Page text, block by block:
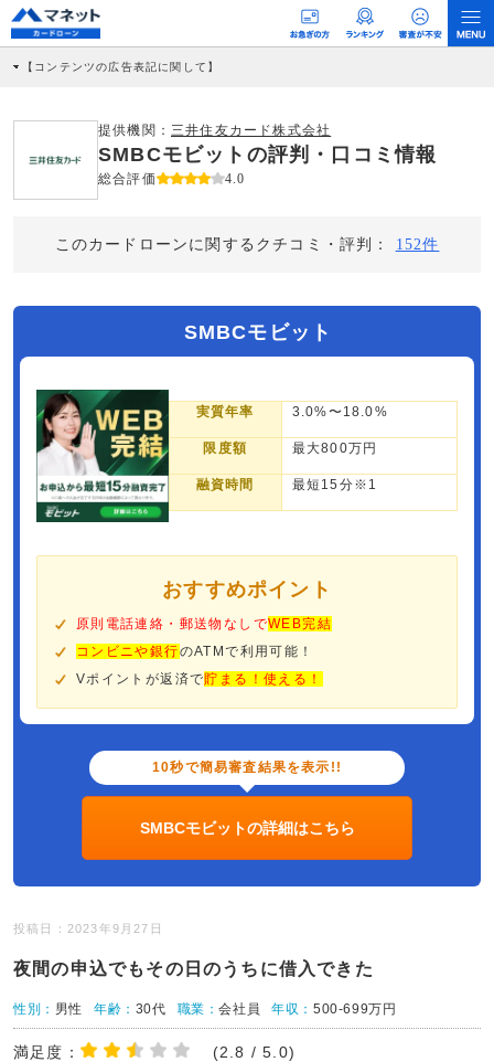
【コンテンツの広告表記に関して】
社に対して企業から紹介報酬が支払われるという収益モデルです。 ただし、特定の
商品を根拠なくPRするものではなく、当編集部の調査／ユーザーへの口コミ収集な
どに基づき、公平性を担保した情報提供を行っています。
提供機関： 三井住友カード株式会社
SMBCモビットの評判・口コミ情報
総合評価 4.0
このカードローンに関するクチコミ・評判： 152件
SMBCモビット
実質年率 3.0%〜18.0%
限度額 最大800万円
融資時間 最短15分※1
おすすめポイント
原則電話連絡・郵送物なしでWEB完結
コンビニや銀行のATMで利用可能！
Vポイントが返済で貯まる！使える！
10秒で簡易審査結果を表示!!
SMBCモビットの詳細はこちら
投稿日：2023年9月27日
夜間の申込でもその日のうちに借入できた
性別： 男性 年齢： 30代 職業：会社員 年収：500-699万円
満足度： (2.8 / 5.0)